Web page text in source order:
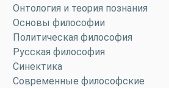
Онтология и теория познания
Основы философии
Политическая философия
Русская философия
Синектика
Современные философские